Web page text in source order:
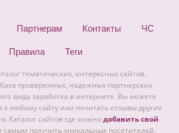
Партнерам Контакты ЧС
Правила Теги
тематических, интересных сайтов.
проверенных, надежных партнерских
вида заработка в интернете. Вы можете
к любому сайту или почитать отзывы других
Каталог сайтов где можнодобавить свой
самым получить уникальных посетителей.